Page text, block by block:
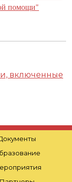
помощи"
включенные